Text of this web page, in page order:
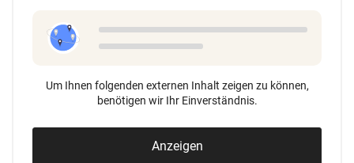
Um Ihnen folgenden externen Inhalt zeigen zu können,
benötigen wir Ihr Einverständnis.
Anzeigen